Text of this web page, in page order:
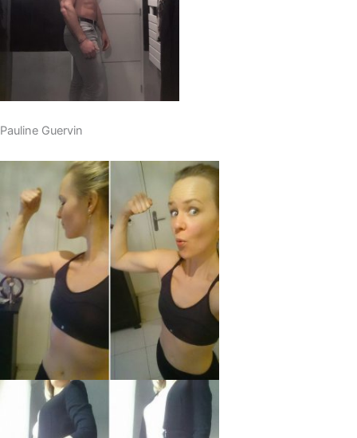
Pauline Guervin